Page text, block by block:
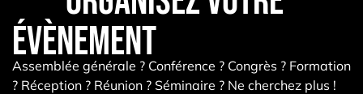
évènement
Assemblée générale ? Conférence ? Congrès ? Formation
? Réception ? Réunion ? Séminaire ? Ne cherchez plus !